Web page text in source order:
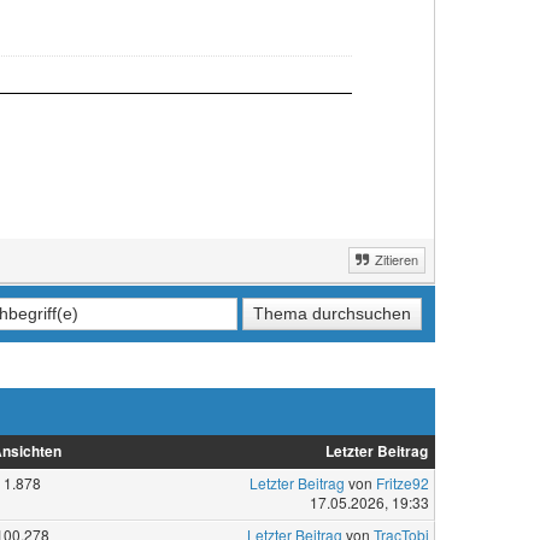
Zitieren
Letzter Beitrag
1.878 Letzter Beitrag von Fritze92
17.05.2026, 19:33
Letzter Beitrag von TracTobi